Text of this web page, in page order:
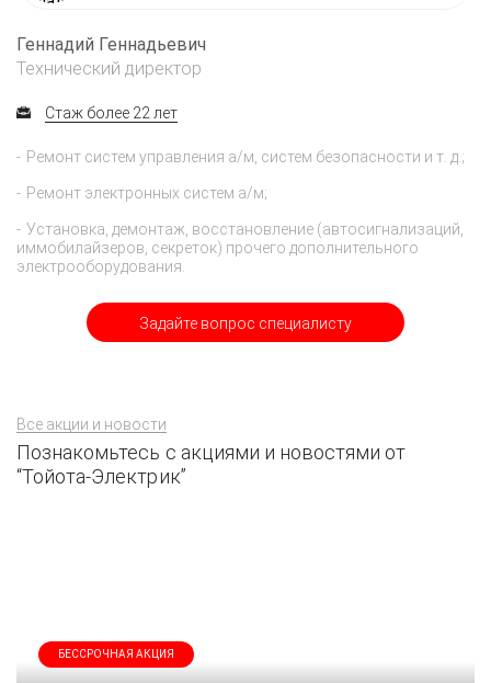
Задайте вопрос специалисту
Геннадий Геннадьевич
Технический директор
Стаж более 22 лет
Ремонт систем управления а/м, систем безопасности и т. д.;
Ремонт электронных систем а/м;
Установка, демонтаж, восстановление (автосигнализаций,
иммобилайзеров, секреток) прочего дополнительного
электрооборудования.
Все акции и новости
Познакомьтесь с акциями и новостями от
“Тойота-Электрик”
БЕССРОЧНАЯ АКЦИЯ